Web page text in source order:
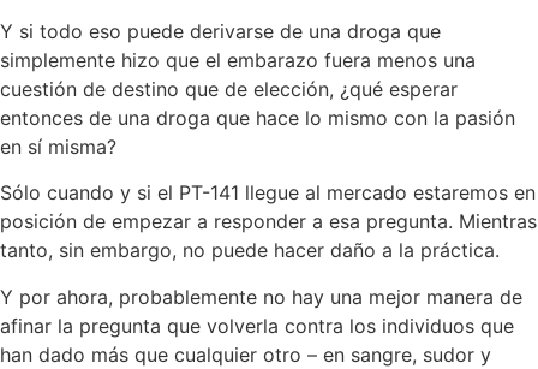
Y si todo eso puede derivarse de una droga que
simplemente hizo que el embarazo fuera menos una
cuestión de destino que de elección, ¿qué esperar
entonces de una droga que hace lo mismo con la pasión
en sí misma?
Sólo cuando y si el PT-141 llegue al mercado estaremos en
posición de empezar a responder a esa pregunta. Mientras
tanto, sin embargo, no puede hacer daño a la práctica.
Y por ahora, probablemente no hay una mejor manera de
afinar la pregunta que volverla contra los individuos que
han dado más que cualquier otro – en sangre, sudor y